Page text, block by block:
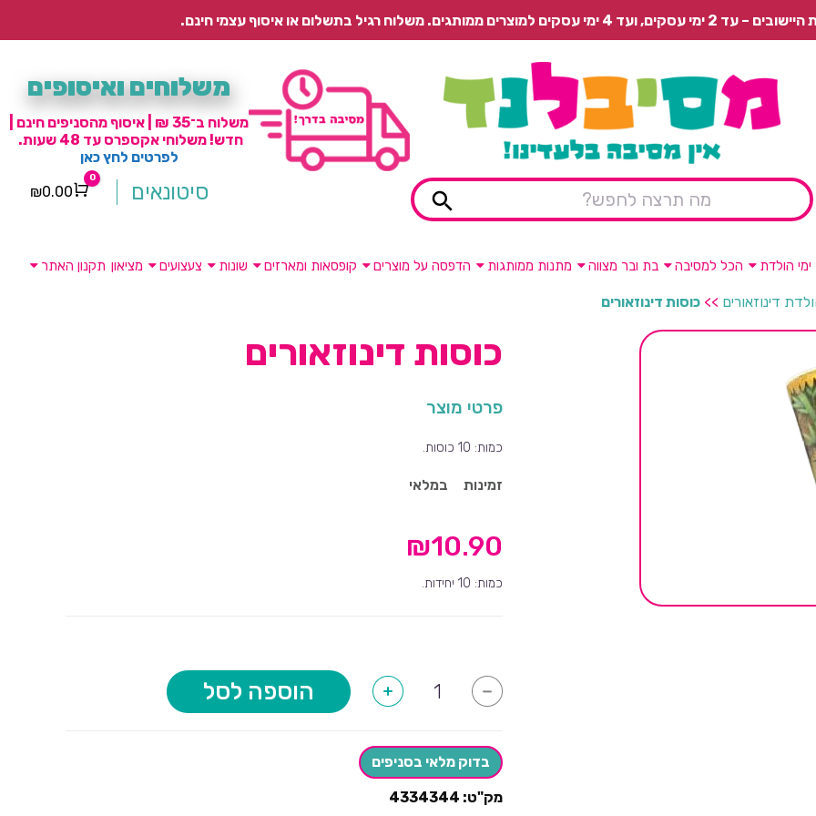
רגיל בתשלום או איסוף עצמי חינם.
משלוחים ואיסופים
משלוח ב־35 ₪ | איסוף מהסניפים חינם |
חדש! משלוחי אקספרס עד 48 שעות.
לפרטים לחץ כאן
סיטונאים Cart
0
₪0.00
ימי הולדת הכל למסיבה בת ובר מצווה מתנות ממותגות הדפסה על מוצרים קופסאות ומארזים שונות צעצועים מציאון תקנון האתר
דינוזאורים >> כוסות דינוזאורים
כוסות דינוזאורים
פרטי מוצר
כמות: 10 כוסות.
זמינות במלאי
₪10.90
כמות: 10 יחידות.
-
של
+ הוספה לסל
בדוק מלאי בסניפים
מק"ט: 4334344